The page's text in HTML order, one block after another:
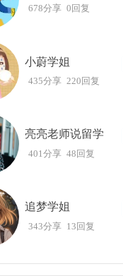
678分享 0回复
小蔚学姐
435分享 220回复
亮亮老师说留学
401分享 48回复
追梦学姐
343分享 13回复